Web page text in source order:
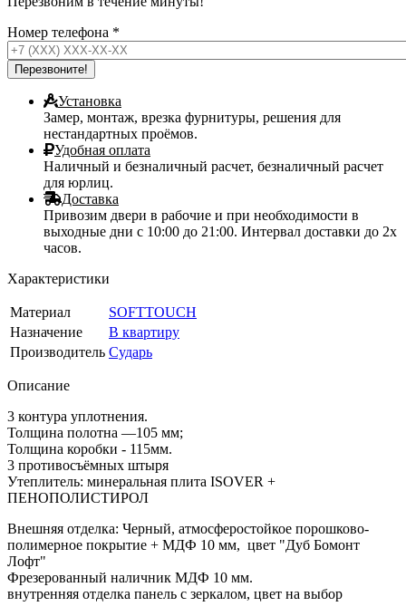
Номер телефона *
Установка
Замер, монтаж, врезка фурнитуры, решения для
нестандартных проёмов.
Удобная оплата
Наличный и безналичный расчет, безналичный расчет
для юрлиц.
Доставка
Привозим двери в рабочие и при необходимости в
выходные дни с 10:00 до 21:00. Интервал доставки до 2х
часов.
Характеристики
Материал
SOFTTOUCH
Назначение
В квартиру
Производитель Сударь
Описание
3 контура уплотнения.
Толщина полотна —105 мм;
Толщина коробки - 115мм.
3 противосъёмных штыря
Утеплитель: минеральная плита ISOVER +
ПЕНОПОЛИСТИРОЛ
Внешняя отделка: Черный, атмосферостойкое порошково-
полимерное покрытие + МДФ 10 мм, цвет "Дуб Бомонт
Лофт"
Фрезерованный наличник МДФ 10 мм.
внутренняя отделка панель с зеркалом, цвет на выбор